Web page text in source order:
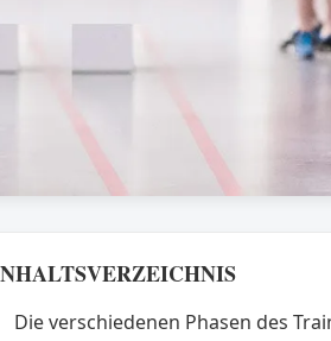
Die verschiedenen Phasen des